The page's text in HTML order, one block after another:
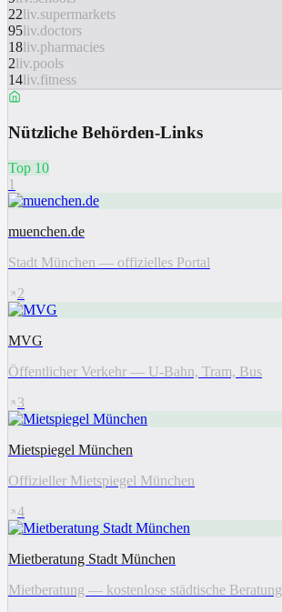
22liv.supermarkets
95liv.doctors
18liv.pharmacies
2liv.pools
14liv.fitness
Nützliche Behörden-Links
Top 10
1
muenchen.de
Stadt München — offizielles Portal
2
MVG
Öffentlicher Verkehr — U-Bahn, Tram, Bus
3
Mietspiegel München
Offizieller Mietspiegel München
4
Mietberatung Stadt München
Mietberatung — kostenlose städtische Beratung